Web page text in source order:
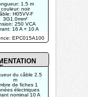
1.5 m
couleur: noir
H05VV-F
3G1.0mm²
250 VCA
16 A + 10 A
avec terre
EPC015A100
du câble 2.5
m
de fiches 1
électriques
nominal 10 A